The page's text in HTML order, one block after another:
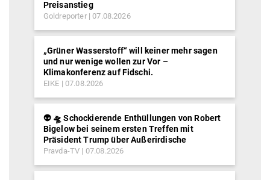
Preisanstieg
Goldreporter 07.08.2026
„Grüner Wasserstoff“ will keiner mehr sagen
und nur wenige wollen zur Vor –
Klimakonferenz auf Fidschi.
EIKE 07.08.2026
👽 🛸 Schockierende Enthüllungen von Robert
Bigelow bei seinem ersten Treffen mit
Präsident Trump über Außerirdische
Pravda-TV 07.08.2026